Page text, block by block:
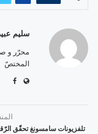
سليم
محرّر و
المختصّ
تلفزيونات سامسونغ تحقّق